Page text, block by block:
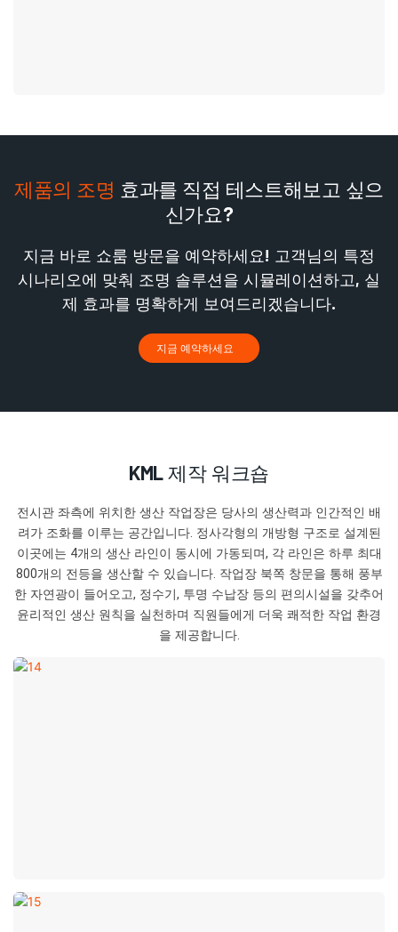
제품의 조명 효과를 직접 테스트해보고 싶으
신가요?
지금 바로 쇼룸 방문을 예약하세요! 고객님의 특정
시나리오에 맞춰 조명 솔루션을 시뮬레이션하고, 실
제 효과를 명확하게 보여드리겠습니다.
지금 예약하세요
KML 제작 워크숍
전시관 좌측에 위치한 생산 작업장은 당사의 생산력과 인간적인 배
려가 조화를 이루는 공간입니다. 정사각형의 개방형 구조로 설계된
이곳에는 4개의 생산 라인이 동시에 가동되며, 각 라인은 하루 최대
800개의 전등을 생산할 수 있습니다. 작업장 북쪽 창문을 통해 풍부
한 자연광이 들어오고, 정수기, 투명 수납장 등의 편의시설을 갖추어
윤리적인 생산 원칙을 실천하며 직원들에게 더욱 쾌적한 작업 환경
을 제공합니다.